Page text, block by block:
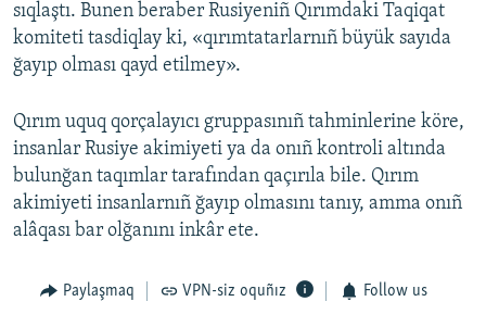
sıqlaştı. Bunen beraber Rusiyeniñ Qırımdaki Taqiqat
komiteti tasdiqlay ki, «qırımtatarlarnıñ büyük sayıda
ğayıp olması qayd etilmey».
Qırım uquq qorçalayıcı gruppasınıñ tahminlerine köre,
insanlar Rusiye akimiyeti ya da onıñ kontroli altında
bulunğan taqımlar tarafından qaçırıla bile. Qırım
akimiyeti insanlarnıñ ğayıp olmasını tanıy, amma onıñ
alâqası bar olğanını inkâr ete.
Paylaşmaq VPN-siz oquñız Follow us